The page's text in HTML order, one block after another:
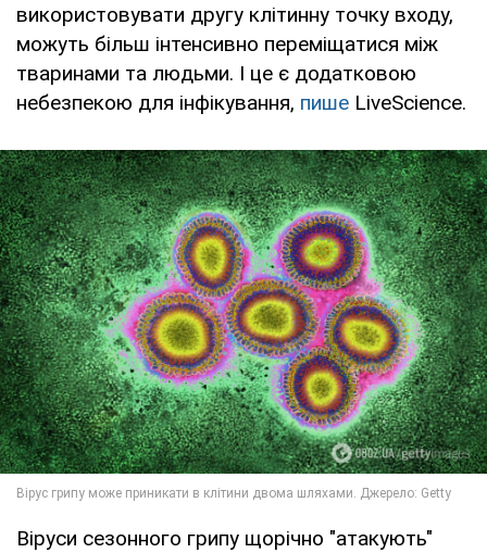
використовувати другу клітинну точку входу,
можуть більш інтенсивно переміщатися між
тваринами та людьми. І це є додатковою
небезпекою для інфікування, пише LiveScience.
Віруси сезонного грипу щорічно "атакують"